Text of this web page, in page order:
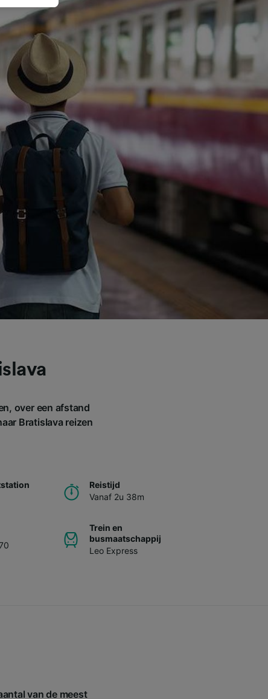
over een afstand
Bratislava reizen
Reistijd
Vanaf 2u 38m
Trein en
busmaatschappij
Leo Express
van de meest
als